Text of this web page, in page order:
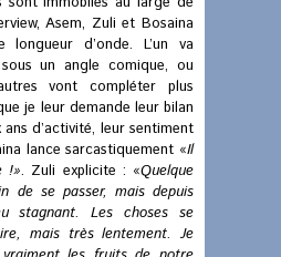
Asem, Zuli et Bosaina
d’onde. L’un va
un angle comique, ou
vont compléter plus
je leur demande leur bilan
d’activité, leur sentiment
lance sarcastiquement «Il
!». Zuli explicite : «Quelque
de se passer, mais depuis
stagnant. Les choses se
mais très lentement. Je